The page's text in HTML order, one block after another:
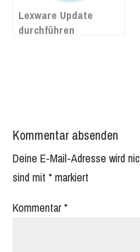
Lexware Update
durchführen
Kommentar absenden
Deine E-Mail-Adresse wird
sind mit *markiert
Kommentar*